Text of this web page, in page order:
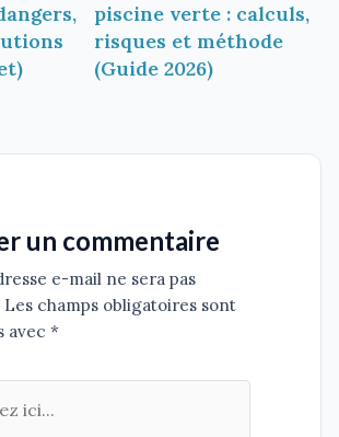
piscine verte : calculs,
risques et méthode
(Guide 2026)
un commentaire
e-mail ne sera pas
Les champs obligatoires sont
avec *